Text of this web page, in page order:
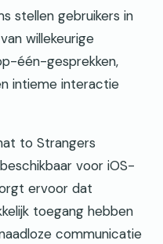
stellen gebruikers in
willekeurige
één-gesprekken,
intieme interactie
to Strangers
voor iOS-
ervoor dat
toegang hebben
communicatie